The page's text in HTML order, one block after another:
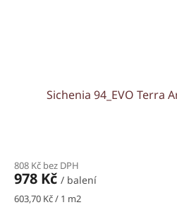
Sichenia 94_EVO Terra
808 Kč bez DPH
978 Kč / balení
Měrná
603,70 Kč / 1 m2